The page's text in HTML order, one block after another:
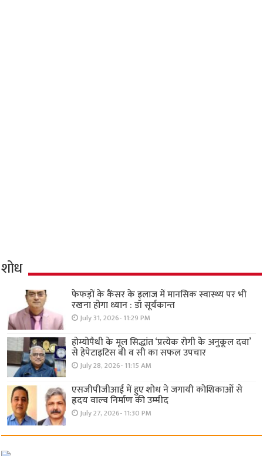
शोध
फेफड़ों के कैंसर के इलाज में मानसिक स्वास्थ्य पर भी
रखना होगा ध्यान : डॉ सूर्यकान्त
July 31, 2026- 11:29 PM
होम्योपैथी के मूल सिद्धांत ‘प्रत्येक रोगी केे अनुकूल दवा’
से हेपेटाइटिस बी व सी का सफल उपचार
July 28, 2026- 11:15 AM
एसजीपीजीआई में हुए शोध ने जगायी कोशिकाओं से
हृदय वाल्व निर्माण की उम्मीद
July 27, 2026- 11:30 PM